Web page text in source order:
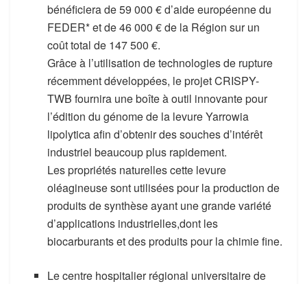
bénéficiera de 59 000 € d’aide européenne du
FEDER* et de 46 000 € de la Région sur un
coût total de 147 500 €.
Grâce à l’utilisation de technologies de rupture
récemment développées, le projet CRISPY-
TWB fournira une boîte à outil innovante pour
l’édition du génome de la levure Yarrowia
lipolytica afin d’obtenir des souches d’intérêt
industriel beaucoup plus rapidement.
Les propriétés naturelles cette levure
oléagineuse sont utilisées pour la production de
produits de synthèse ayant une grande variété
d’applications industrielles,dont les
biocarburants et des produits pour la chimie fine.
Le centre hospitalier régional universitaire de